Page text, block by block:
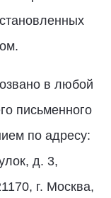
в любой
письменного
по адресу:
д. 3,
г. Москва,